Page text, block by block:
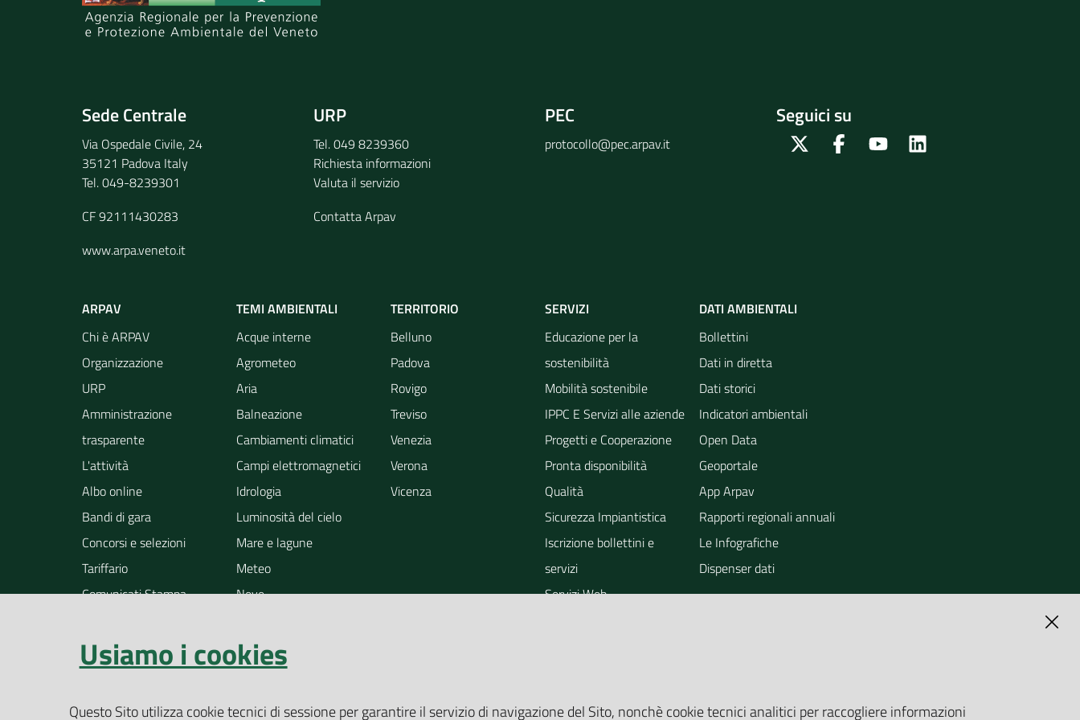
Sede Centrale
Via Ospedale Civile, 24
35121 Padova Italy
Tel. 049-8239301
CF 92111430283
www.arpa.veneto.it
URP
Tel. 049 8239360
Richiesta informazioni
Valuta il servizio
Contatta Arpav
PEC
protocollo@pec.arpav.it
Seguici su
Twitter FacebookYoutube
ARPAV
Chi è ARPAV
Organizzazione
URP
Amministrazione
trasparente
L'attività
Albo online
Bandi di gara
Concorsi e selezioni
Tariffario
Comunicati Stampa
TEMI AMBIENTALI
Acque interne
Agrometeo
Aria
Balneazione
Cambiamenti climatici
Campi elettromagnetici
Idrologia
Luminosità del cielo
Mare e lagune
Meteo
Neve
Pollini
Radioattività
TERRITORIO
Belluno
Padova
Rovigo
Treviso
Venezia
Verona
Vicenza
SERVIZI
Educazione per la
sostenibilità
Mobilità sostenibile
IPPC E Servizi alle aziende
Progetti e Cooperazione
Pronta disponibilità
Qualità
Sicurezza Impiantistica
Iscrizione bollettini e
servizi
Servizi Web
DATI AMBIENTALI
Bollettini
Dati in diretta
Dati storici
Indicatori ambientali
Open Data
Geoportale
App Arpav
Rapporti regionali annuali
Le Infografiche
Dispenser dati
Usiamo i cookies
Questo Sito utilizza cookie tecnici di sessione per garantire il servizio di navigazione del Sito, nonchè cookie tecnici analitici per raccogliere informazioni